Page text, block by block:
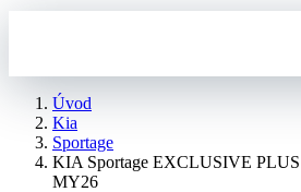
Úvod
Kia
Sportage
KIA Sportage EXCLUSIVE
MY26